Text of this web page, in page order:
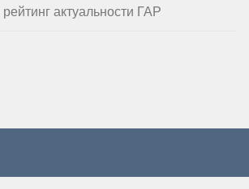
актуальности ГАР